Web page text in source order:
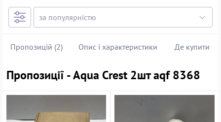
Пропозицій (2) Опис і характеристики Де купити
Пропозиції - Aqua Crest 2шт aqf 8368